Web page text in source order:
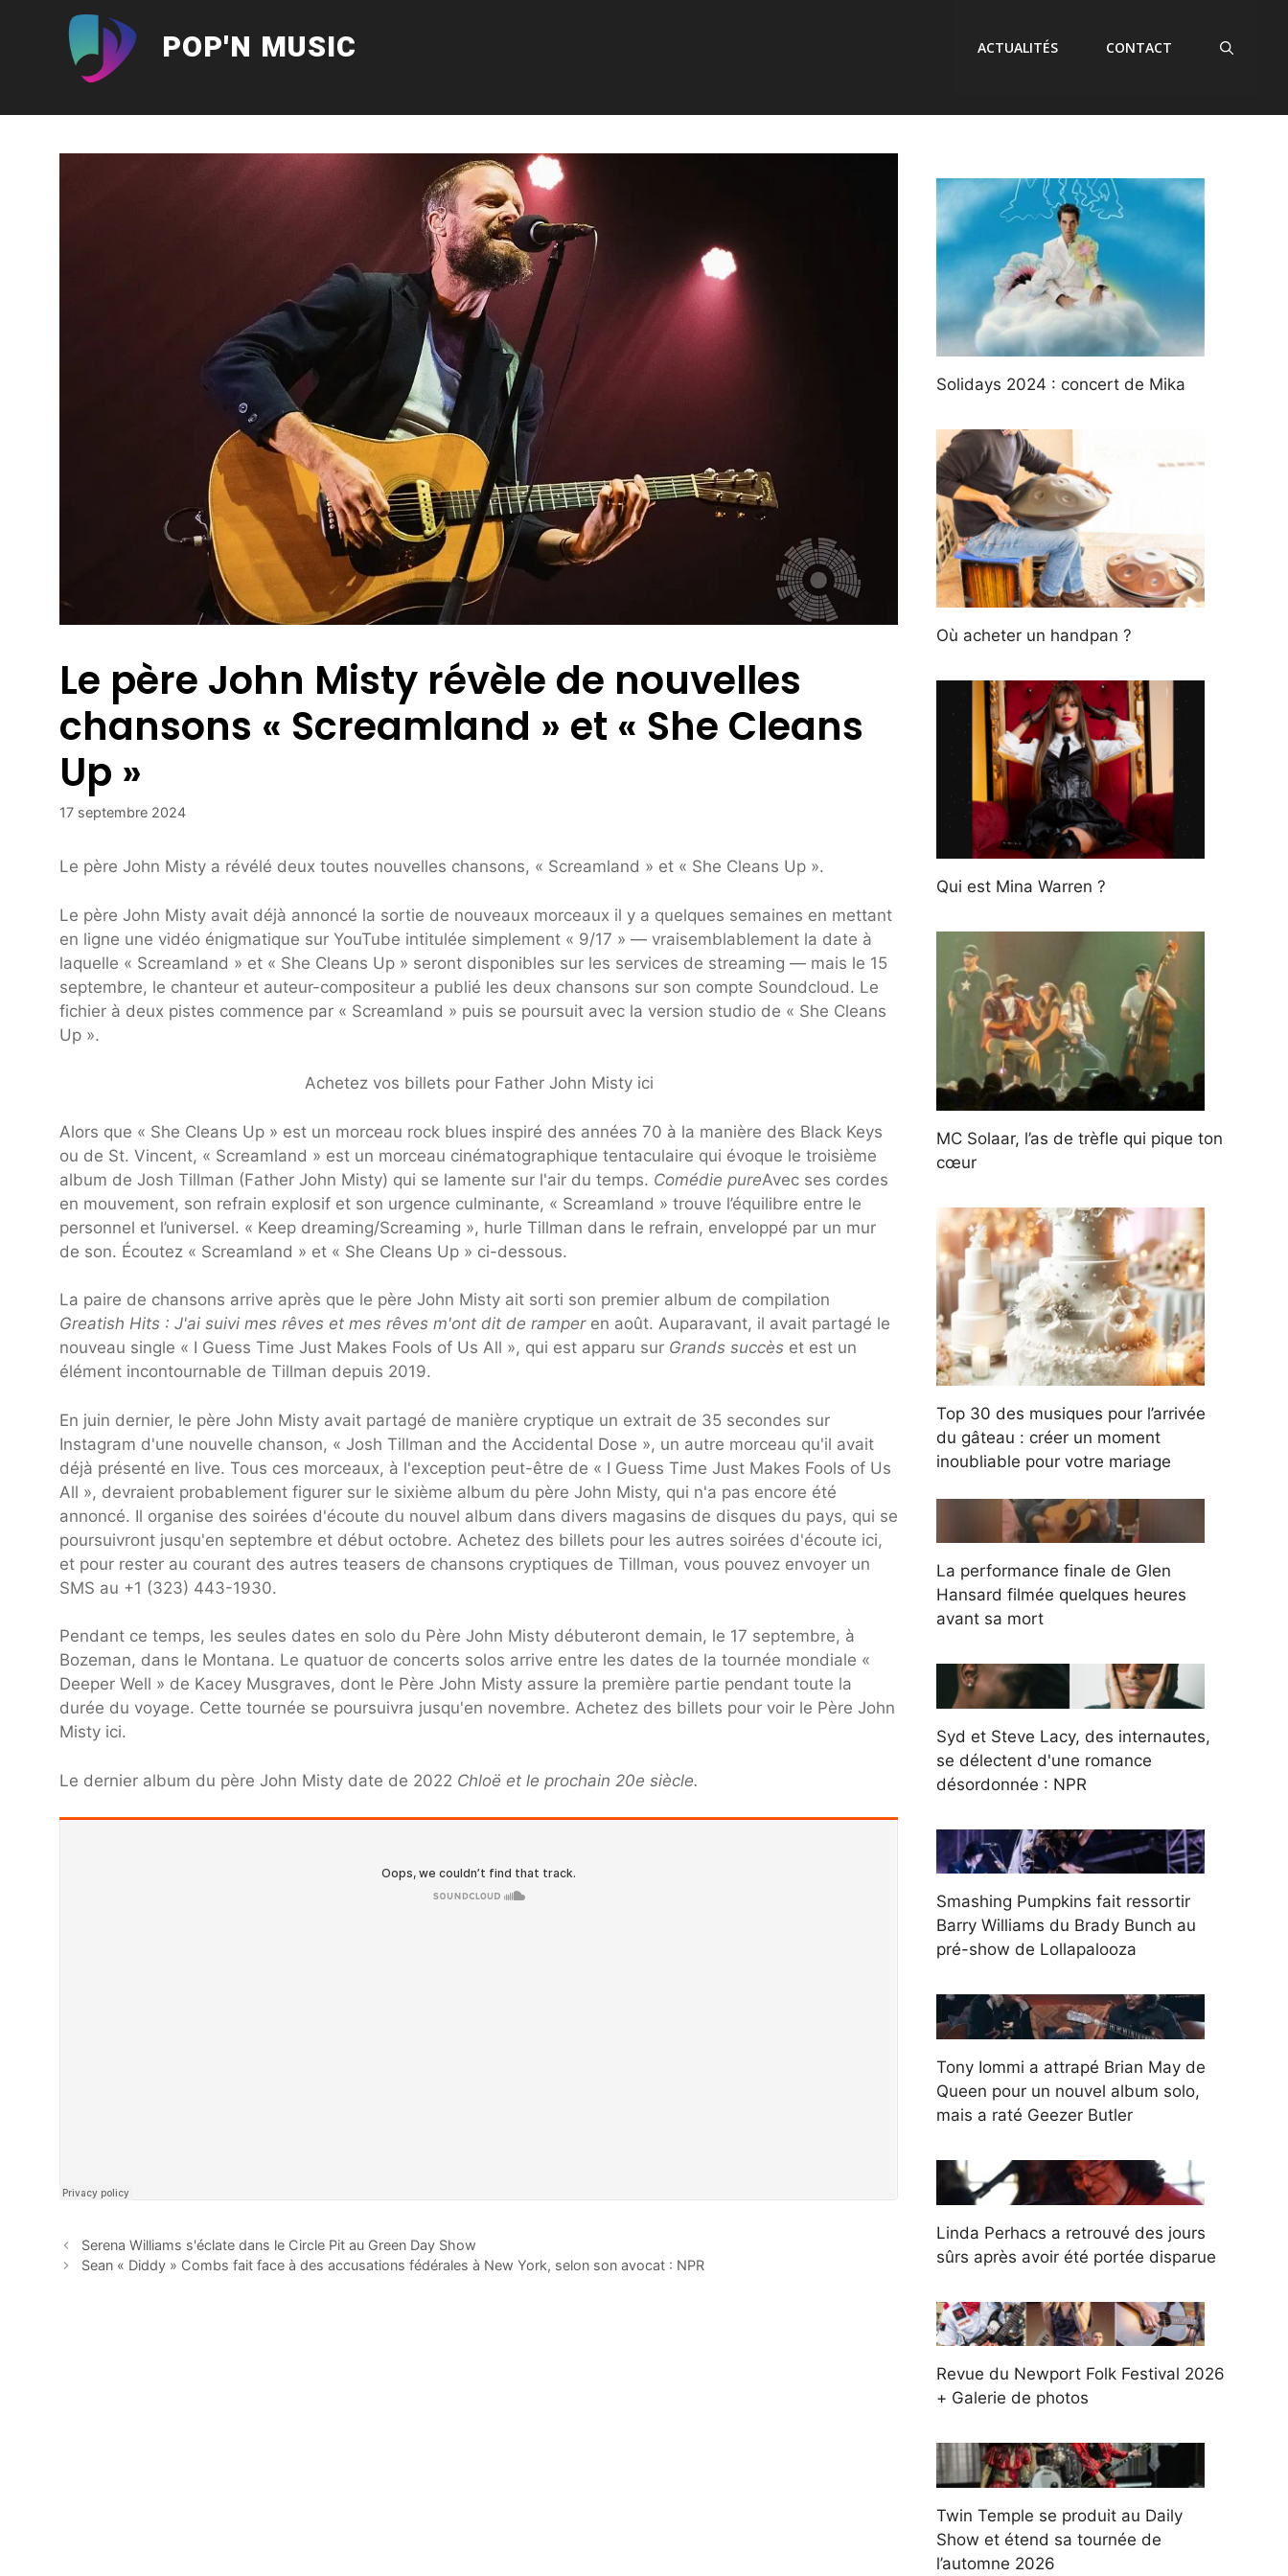
POP'N MUSIC ACTUALITÉS CONTACT
Le père John Misty révèle de nouvelles
chansons « Screamland » et « She Cleans
Up »
17 septembre 2024
Le père John Misty a révélé deux toutes nouvelles chansons, « Screamland » et « She Cleans Up ».
Le père John Misty avait déjà annoncé la sortie de nouveaux morceaux il y a quelques semaines en mettant
en ligne une vidéo énigmatique sur YouTube intitulée simplement « 9/17 » — vraisemblablement la date à
laquelle « Screamland » et « She Cleans Up » seront disponibles sur les services de streaming — mais le 15
septembre, le chanteur et auteur-compositeur a publié les deux chansons sur son compte Soundcloud. Le
fichier à deux pistes commence par « Screamland » puis se poursuit avec la version studio de « She Cleans
Up ».
Achetez vos billets pour Father John Misty ici
Alors que « She Cleans Up » est un morceau rock blues inspiré des années 70 à la manière des Black Keys
ou de St. Vincent, « Screamland » est un morceau cinématographique tentaculaire qui évoque le troisième
album de Josh Tillman (Father John Misty) qui se lamente sur l'air du temps. Comédie pureAvec ses cordes
en mouvement, son refrain explosif et son urgence culminante, « Screamland » trouve l’équilibre entre le
personnel et l’universel. « Keep dreaming/Screaming », hurle Tillman dans le refrain, enveloppé par un mur
de son. Écoutez « Screamland » et « She Cleans Up » ci-dessous.
La paire de chansons arrive après que le père John Misty ait sorti son premier album de compilation
Greatish Hits : J'ai suivi mes rêves et mes rêves m'ont dit de ramperen août. Auparavant, il avait partagé le
nouveau single « I Guess Time Just Makes Fools of Us All », qui est apparu sur Grands succès et est un
élément incontournable de Tillman depuis 2019.
En juin dernier, le père John Misty avait partagé de manière cryptique un extrait de 35 secondes sur
Instagram d'une nouvelle chanson, « Josh Tillman and the Accidental Dose », un autre morceau qu'il avait
déjà présenté en live. Tous ces morceaux, à l'exception peut-être de « I Guess Time Just Makes Fools of Us
All », devraient probablement figurer sur le sixième album du père John Misty, qui n'a pas encore été
annoncé. Il organise des soirées d'écoute du nouvel album dans divers magasins de disques du pays, qui se
poursuivront jusqu'en septembre et début octobre. Achetez des billets pour les autres soirées d'écoute ici,
et pour rester au courant des autres teasers de chansons cryptiques de Tillman, vous pouvez envoyer un
SMS au +1 (323) 443-1930.
Pendant ce temps, les seules dates en solo du Père John Misty débuteront demain, le 17 septembre, à
Bozeman, dans le Montana. Le quatuor de concerts solos arrive entre les dates de la tournée mondiale «
Deeper Well » de Kacey Musgraves, dont le Père John Misty assure la première partie pendant toute la
durée du voyage. Cette tournée se poursuivra jusqu'en novembre. Achetez des billets pour voir le Père John
Misty ici.
Le dernier album du père John Misty date de 2022 Chloë et le prochain 20e siècle.
Serena Williams s'éclate dans le Circle Pit au Green Day Show
Sean « Diddy » Combs fait face à des accusations fédérales à New York, selon son avocat : NPR
Solidays 2024 : concert de Mika
Où acheter un handpan ?
Qui est Mina Warren ?
MC Solaar, l’as de trèfle qui pique ton
cœur
Top 30 des musiques pour l’arrivée
du gâteau : créer un moment
inoubliable pour votre mariage
La performance finale de Glen
Hansard filmée quelques heures
avant sa mort
Syd et Steve Lacy, des internautes,
se délectent d'une romance
désordonnée : NPR
Smashing Pumpkins fait ressortir
Barry Williams du Brady Bunch au
pré-show de Lollapalooza
Tony Iommi a attrapé Brian May de
Queen pour un nouvel album solo,
mais a raté Geezer Butler
Linda Perhacs a retrouvé des jours
sûrs après avoir été portée disparue
Revue du Newport Folk Festival 2026
+ Galerie de photos
Twin Temple se produit au Daily
Show et étend sa tournée de
l’automne 2026